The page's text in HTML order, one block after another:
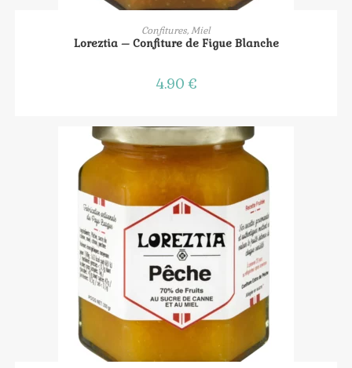
AJOUTER AU PANIER
Confitures, Miel
Loreztia – Confiture de Figue Blanche
4.90€